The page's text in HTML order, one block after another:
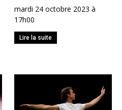
mardi 24 octobre 2023 à
17h00
Lire la suite